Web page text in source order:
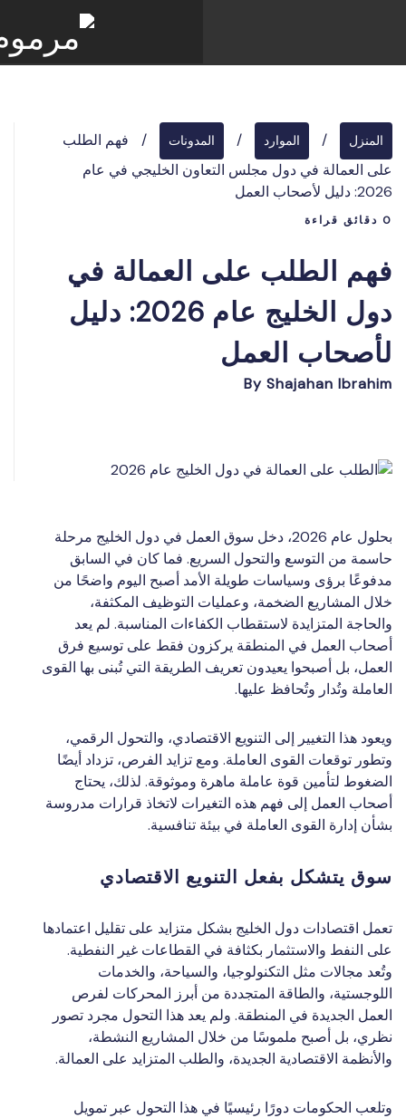
المنزل / الموارد / المدونات /
فهم الطلب
على العمالة في دول مجلس التعاون الخليجي في عام
2026: دليل لأصحاب العمل
0 دقائق قراءة
فهم الطلب على العمالة في
دول الخليج عام 2026: دليل
لأصحاب العمل
By Shajahan Ibrahim
بحلول عام 2026، دخل سوق العمل في دول الخليج مرحلة
حاسمة من التوسع والتحول السريع. فما كان في السابق
مدفوعًا برؤى وسياسات طويلة الأمد أصبح اليوم واضحًا من
خلال المشاريع الضخمة، وعمليات التوظيف المكثفة،
والحاجة المتزايدة لاستقطاب الكفاءات المناسبة. لم يعد
أصحاب العمل في المنطقة يركزون فقط على توسيع فرق
العمل، بل أصبحوا يعيدون تعريف الطريقة التي تُبنى بها القوى
العاملة وتُدار وتُحافظ عليها.
ويعود هذا التغيير إلى التنويع الاقتصادي، والتحول الرقمي،
وتطور توقعات القوى العاملة. ومع تزايد الفرص، تزداد أيضًا
الضغوط لتأمين قوة عاملة ماهرة وموثوقة. لذلك، يحتاج
أصحاب العمل إلى فهم هذه التغيرات لاتخاذ قرارات مدروسة
بشأن إدارة القوى العاملة في بيئة تنافسية.
سوق يتشكل بفعل التنويع الاقتصادي
تعمل اقتصادات دول الخليج بشكل متزايد على تقليل اعتمادها
على النفط والاستثمار بكثافة في القطاعات غير النفطية.
وتُعد مجالات مثل التكنولوجيا، والسياحة، والخدمات
اللوجستية، والطاقة المتجددة من أبرز المحركات لفرص
العمل الجديدة في المنطقة. ولم يعد هذا التحول مجرد تصور
نظري، بل أصبح ملموسًا من خلال المشاريع النشطة،
والأنظمة الاقتصادية الجديدة، والطلب المتزايد على العمالة.
وتلعب الحكومات دورًا رئيسيًا في هذا التحول عبر تمويل